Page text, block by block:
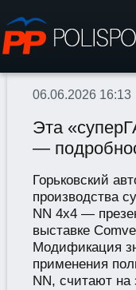
06.06.2026 16:13
Эта
—
Горьковский
производства
NN 4х4 —
выставке
Модификация
применения
NN, считают на